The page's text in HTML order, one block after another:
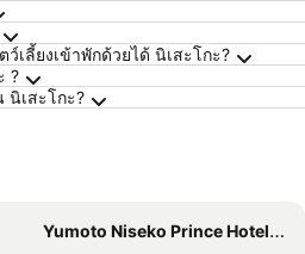
ลี้ยงเข้าพักด้วยได้ นิเสะโกะ?
?
นิเสะโกะ?
Yumoto Niseko Prince Hotel Hirafutei